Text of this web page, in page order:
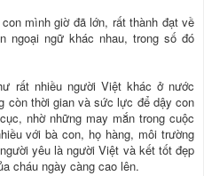
mình giờ đã lớn, rất thành đạt về
ngoại ngữ khác nhau, trong số đó
rất nhiều người Việt khác ở nước
còn thời gian và sức lực để dậy con
nhờ những may mắn trong cuộc
với bà con, họ hàng, môi trường
yêu là người Việt và kết tốt đẹp
cháu ngày càng cao lên.